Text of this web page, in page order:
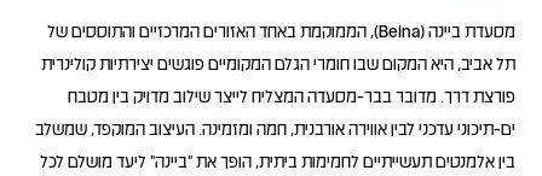
מסעדת ביינה (Beina), הממוקמת באחד האזורים המרכזיים והתוססים של
תל אביב, היא המקום שבו חומרי הגלם המקומיים פוגשים יצירתיות קולינרית
פורצת דרך. מדובר בבר-מסעדה המצליח לייצר שילוב מדויק בין מטבח
ים-תיכוני עדכני לבין אווירה אורבנית, חמה ומזמינה. העיצוב המוקפד, שמשלב
בין אלמנטים תעשייתיים לחמימות ביתית, הופך את "ביינה" ליעד מושלם לכל